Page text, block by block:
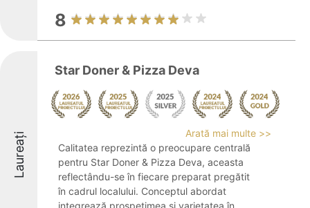
8
Laureați
Star Doner & Pizza Deva
Arată mai multe >>
Calitatea reprezintă o preocupare centrală
pentru Star Doner & Pizza Deva, aceasta
reflectându-se în fiecare preparat pregătit
în cadrul localului. Conceptul abordat
integrează prospețimea și varietatea în